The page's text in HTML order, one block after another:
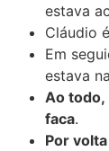
estava
Cláudio
Em
estava
Ao todo,
faca.
Por